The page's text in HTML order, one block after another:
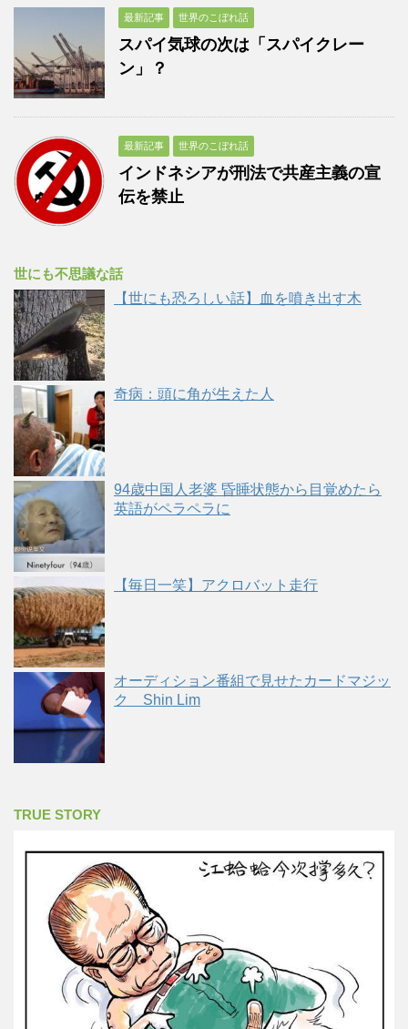
最新記事 世界のこぼれ話
スパイ気球の次は「スパイクレー
ン」？
最新記事 世界のこぼれ話
インドネシアが刑法で共産主義の宣
伝を禁止
世にも不思議な話
【世にも恐ろしい話】血を噴き出す木
奇病：頭に角が生えた人
94歳中国人老婆 昏睡状態から目覚めたら
英語がペラペラに
【毎日一笑】アクロバット走行
オーディション番組で見せたカードマジッ
ク Shin Lim
TRUE STORY